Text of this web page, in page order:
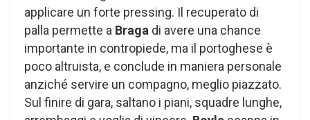
applicare un forte pressing. Il recuperato di
palla permette a Braga di avere una chance
importante in contropiede, ma il portoghese è
poco altruista, e conclude in maniera personale
anziché servire un compagno, meglio piazzato.
Sul finire di gara, saltano i piani, squadre lunghe,